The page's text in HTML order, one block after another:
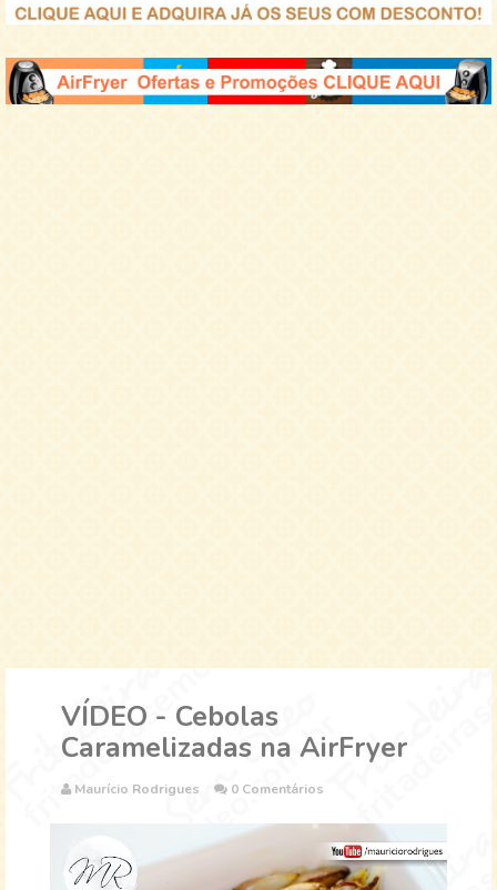
VÍDEO - Cebolas
Caramelizadas na AirFryer
Maurício Rodrigues 0 Comentários